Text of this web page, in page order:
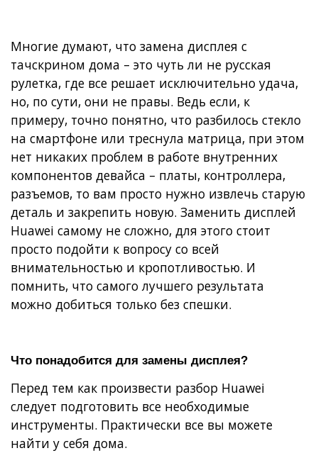
Многие думают, что замена дисплея с
тачскрином дома – это чуть ли не русская
рулетка, где все решает исключительно удача,
но, по сути, они не правы. Ведь если, к
примеру, точно понятно, что разбилось стекло
на смартфоне или треснула матрица, при этом
нет никаких проблем в работе внутренних
компонентов девайса – платы, контроллера,
разъемов, то вам просто нужно извлечь старую
деталь и закрепить новую. Заменить дисплей
Huawei самому не сложно, для этого стоит
просто подойти к вопросу со всей
внимательностью и кропотливостью. И
помнить, что самого лучшего результата
можно добиться только без спешки.
Что понадобится для замены дисплея?
Перед тем как произвести разбор Huawei
следует подготовить все необходимые
инструменты. Практически все вы можете
найти у себя дома.